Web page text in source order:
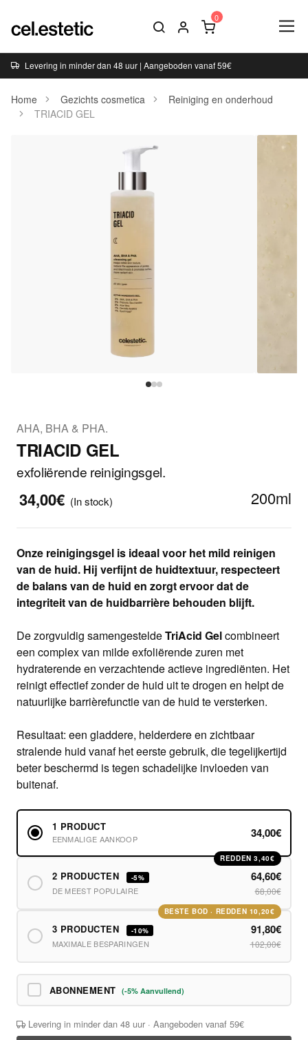
Levering in minder dan 48 uur | Aangeboden vanaf 59€
Home Gezichts cosmetica
Reiniging en onderhoud
TRIACID GEL
AHA, BHA & PHA.
TRIACID GEL
exfoliërende reinigingsgel.
34,00€ 200ml
(In stock)
Onze reinigingsgel is ideaal voor het mild reinigen
van de huid. Hij verfijnt de huidtextuur, respecteert
de balans van de huid en zorgt ervoor dat de
integriteit van de huidbarrière behouden blijft.
De zorgvuldig samengesteldeTriAcid Gelcombineert
een complex van milde exfoliërende zuren met
hydraterende en verzachtende actieve ingrediënten. Het
reinigt effectief zonder de huid uit te drogen en helpt de
natuurlijke barrièrefunctie van de huid te versterken.
Resultaat: een gladdere, helderdere en zichtbaar
stralende huid vanaf het eerste gebruik, die tegelijkertijd
beter beschermd is tegen schadelijke invloeden van
buitenaf.
1 PRODUCT
EENMALIGE AANKOOP 34,00€
REDDEN 3,40€
2 PRODUCTEN -5%
DE MEEST POPULAIRE
64,60€
68,00€
BESTE BOD · REDDEN 10,20€
3 PRODUCTEN -10%
MAXIMALE BESPARINGEN
91,80€
102,00€
ABONNEMENT (-5% Aanvullend)
Levering in minder dan 48 uur · Aangeboden vanaf 59€